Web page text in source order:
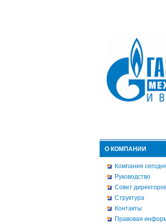
О КОМПАНИИ
Компания
Руководство
Совет
Структура
Контакты
Правовая